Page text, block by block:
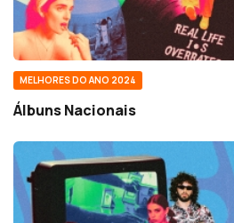
MELHORES DO ANO 2024
Álbuns Nacionais